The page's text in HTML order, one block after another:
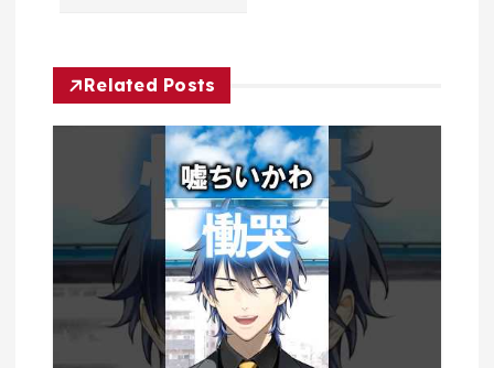
シ
ョRelated Posts